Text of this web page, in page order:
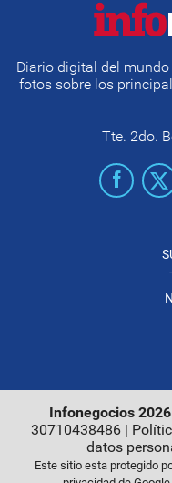
Diario digital del
fotos sobre los
Tte. 2do.
Infonegocios 2026
30710438486 |
datos
Este sitio esta protegido